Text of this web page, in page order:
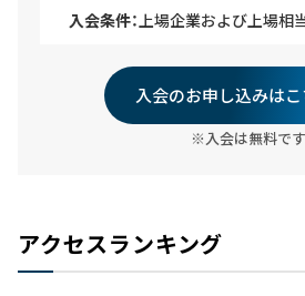
入会条件： 上場企業および上場相
入会のお申し込みはこ
※入会は無料です
アクセスランキング